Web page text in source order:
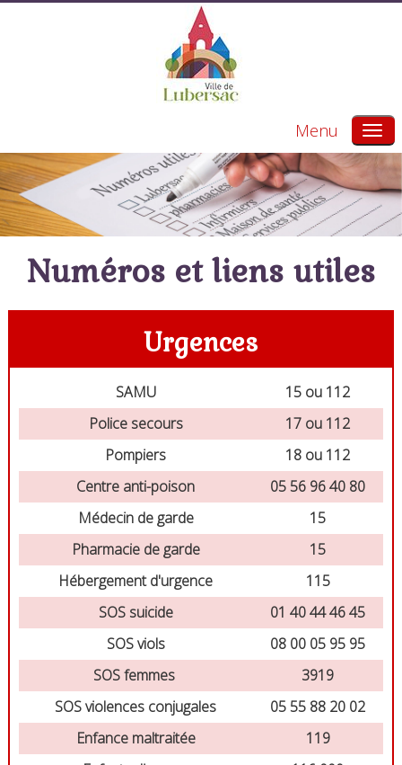
Menu
Numéros et liens utiles
Urgences
SAMU
15 ou 112
Police secours
17 ou 112
Pompiers
18 ou 112
Centre anti-poison
05 56 96 40 80
Médecin de garde
15
Pharmacie de garde
15
Hébergement d'urgence
115
SOS suicide
01 40 44 46 45
SOS viols
08 00 05 95 95
SOS femmes
3919
SOS violences conjugales
05 55 88 20 02
Enfance maltraitée
119